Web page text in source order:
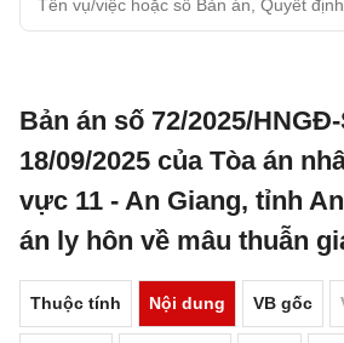
Bản án số 72/2025/
18/09/2025 của Tòa án
vực 11 - An Giang, tỉnh
án ly hôn về mâu thuẫn
Thuộc tính Nội dung VB gốc